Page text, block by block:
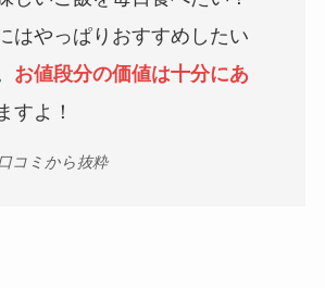
はやっぱりおすすめしたい
お値段分の価値は十分にあ
すよ！
コミから抜粋